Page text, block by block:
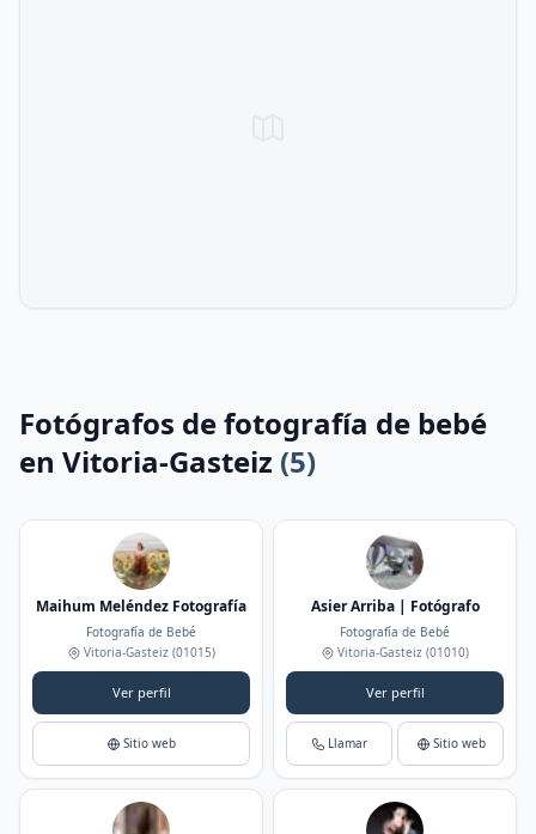
Fotógrafos de fotografía de bebé
en Vitoria-Gasteiz (5)
Maihum Meléndez Fotografía
Fotografía de Bebé
Vitoria-Gasteiz (01015)
Ver perfil
Sitio web
Asier Arriba | Fotógrafo
Fotografía de Bebé
Vitoria-Gasteiz (01010)
Ver perfil
Llamar Sitio web